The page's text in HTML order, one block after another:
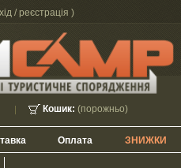
/ реєстрація )
Кошик: (порожньо)
Оплата ЗНИЖКИ